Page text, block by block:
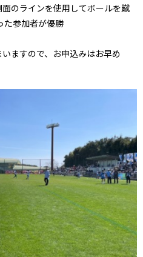
のラインを使用してボールを蹴
た参加者が優勝
ますので、お申込みはお早め